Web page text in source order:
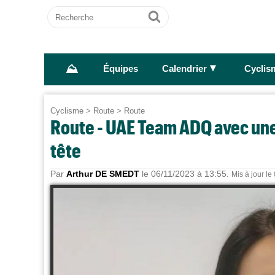
Recherche
Ok
⛰ Équipes Calendrier ►
Cyclisme > Route > Route
Route - UAE Team ADQ avec
tête
Par Arthur DE SMEDT le 06/11/2023 à 13:55. Mis à jour le